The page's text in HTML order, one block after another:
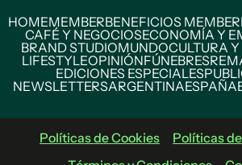
HOMEMEMBERBENEFICIOS MEMBER
CAFÉ Y NEGOCIOSECONOMÍA Y
BRAND STUDIOMUNDOCULTURA
LIFESTYLEOPINIÓNFÚNEBRES
EDICIONES ESPECIALES
NEWSLETTERSARGENTINAESPAÑA
Políticas de Cookies
Políticas